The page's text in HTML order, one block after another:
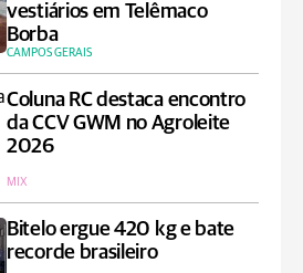
vestiários em Telêmaco
Borba
CAMPOS GERAIS
Coluna RC destaca encontro
da CCV GWM no Agroleite
2026
MIX
Bitelo ergue 420 kg e bate
recorde brasileiro